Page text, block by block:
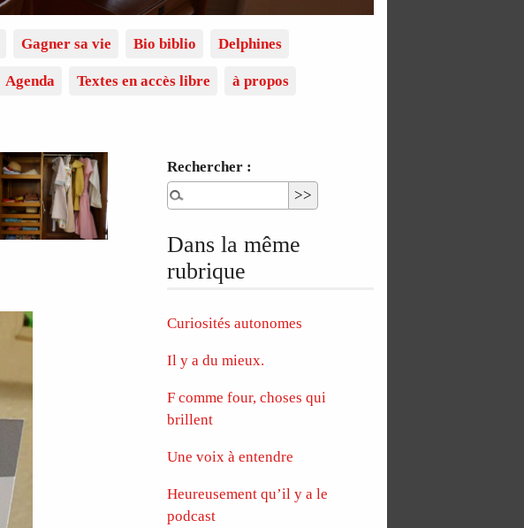
Gagner sa vie Bio biblio Delphines
Agenda Textes en accès libre à propos
Rechercher :
Dans la même
rubrique
Curiosités autonomes
Il y a du mieux.
F comme four, choses qui
brillent
Une voix à entendre
Heureusement qu’il y a le
podcast